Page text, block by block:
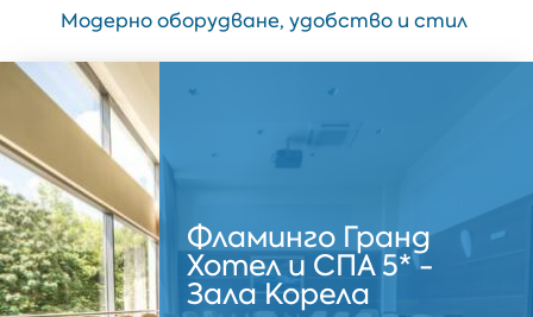
Модерно оборудване, удобство и стил
Фламинго Гранд
Хотел и СПА 5* -
Зала Корела